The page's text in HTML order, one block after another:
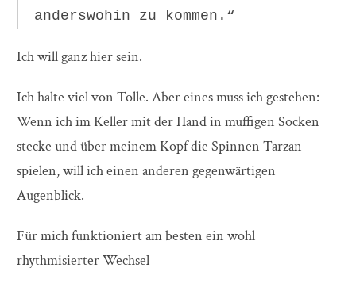
anderswohin zu kommen.“
Ich will ganz hier sein.
Ich halte viel von Tolle. Aber eines muss ich gestehen:
Wenn ich im Keller mit der Hand in muffigen Socken
stecke und über meinem Kopf die Spinnen Tarzan
spielen, will ich einen anderen gegenwärtigen
Augenblick.
Für mich funktioniert am besten ein wohl
rhythmisierter Wechsel